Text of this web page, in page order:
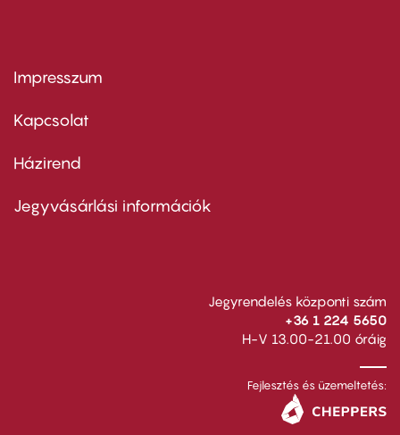
Footer
first
Impresszum
Kapcsolat
Footer
second
Házirend
Jegyvásárlási információk
Jegyrendelés központi szám
+36 1 224 5650
H-V 13.00-21.00 óráig
Fejlesztés és üzemeltetés: